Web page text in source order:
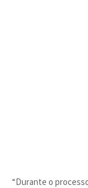
“Durante o